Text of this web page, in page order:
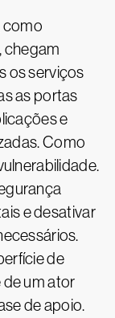
como
chegam
os serviços
as portas
e
Como
e desativar
de
um ator
de apoio.